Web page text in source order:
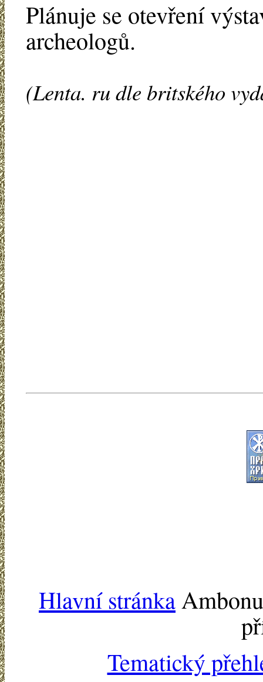
Plánuje se otevření
archeologů.
(Lenta. ru dle britského
Hlavní stránka
Tematický